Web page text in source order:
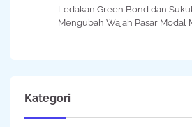
Ledakan Green Bond dan
Mengubah Wajah Pasar Modal
Kategori